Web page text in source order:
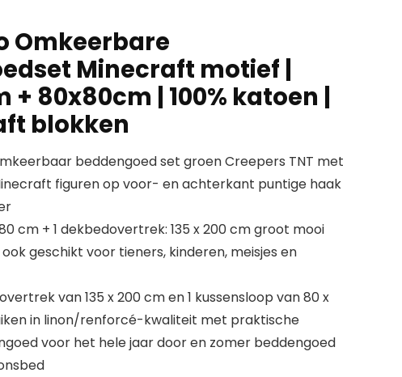
Omkeerbare
Minecraft motief |
+ 80x80cm | 100% katoen |
blokken
beddengoed set groen Creepers TNT met
figuren op voor- en achterkant puntige haak
cm + 1 dekbedovertrek: 135 x 200 cm groot mooi
geschikt voor tieners, kinderen, meisjes en
van 135 x 200 cm en 1 kussensloop van 80 x
in linon/renforcé-kwaliteit met praktische
voor het hele jaar door en zomer beddengoed